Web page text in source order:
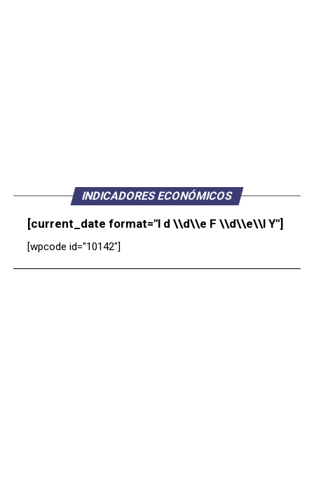
INDICADORES ECONÓMICOS
[current_date format="l d \\d\\e F \\d\\e\\l Y"]
[wpcode id="10142"]